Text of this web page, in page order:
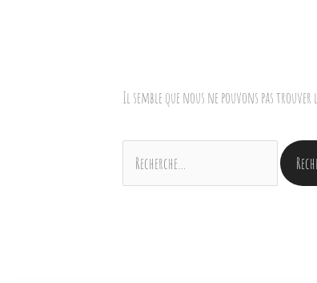
Il semble que nous ne pouvons pas
Rechercher :